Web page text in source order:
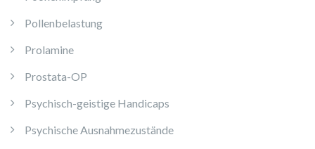
Pollenbelastung
Prolamine
Prostata-OP
Psychisch-geistige Handicaps
Psychische Ausnahmezustände